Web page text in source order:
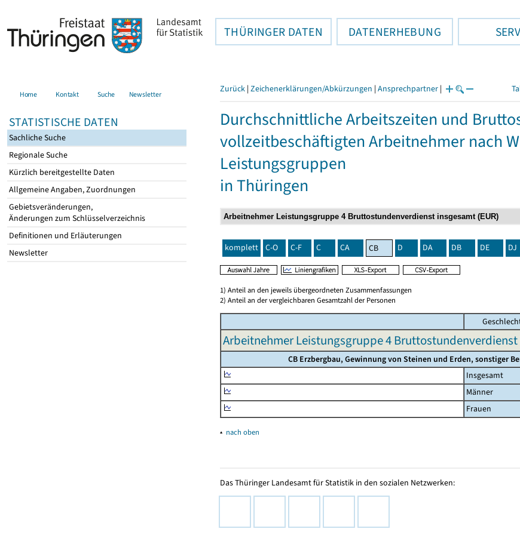
THÜRINGER DATEN DATENERHEBUNG
Home Kontakt Suche Newsletter
STATISTISCHE DATEN
Sachliche Suche
Regionale Suche
Kürzlich bereitgestellte Daten
Allgemeine Angaben, Zuordnungen
Gebietsveränderungen,
Änderungen zum Schlüsselverzeichnis
Definitionen und Erläuterungen
Newsletter
Zurück | Zeichenerklärungen/Abkürzungen | Ansprechpartner |
Durchschnittliche Arbeitszeiten und
vollzeitbeschäftigten Arbeitnehmer nach
Leistungsgruppen
in Thüringen
komplett C-O C-F C CA CB D DA DB DE DJ
1) Anteil an den jeweils übergeordneten Zusammenfassungen
2) Anteil an der vergleichbaren Gesamtzahl der Personen
Arbeitnehmer Leistungsgruppe 4 Bruttostundenverdienst
CB Erzbergbau, Gewinnung von Steinen und Erden, sonstiger
Insgesamt
Männer
Frauen
▴ nach oben
Das Thüringer Landesamt für Statistik in den sozialen Netzwerken: